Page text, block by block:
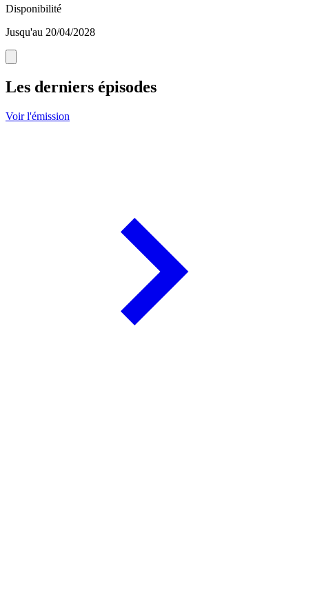
Disponibilité
Jusqu'au 20/04/2028
Les derniers épisodes
Voir l'émission